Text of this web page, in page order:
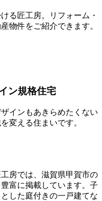
る匠工房。リフォーム・
物件をご紹介できます。
ン規格住宅
インもあきらめたくない
変える住まいです。
房では、滋賀県甲賀市の
富に掲載しています。子
した庭付きの一戸建てな